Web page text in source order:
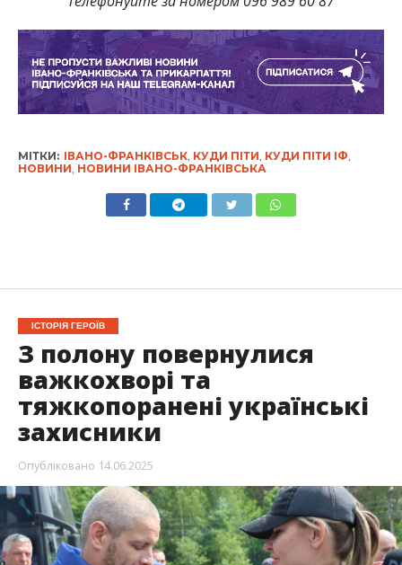
МІТКИ: ІВАНО-ФРАНКІВСЬК, КУДИ ПІТИ, КУДИ ПІТИ ІФ,
НОВИНИ, НОВИНИ ІВАНО-ФРАНКІВСЬКА
ІСТОРІЯ ГЕРОЇВ
З полону повернулися
важкохворі та
тяжкопоранені українські
захисники
Опубліковано 14.06.2025